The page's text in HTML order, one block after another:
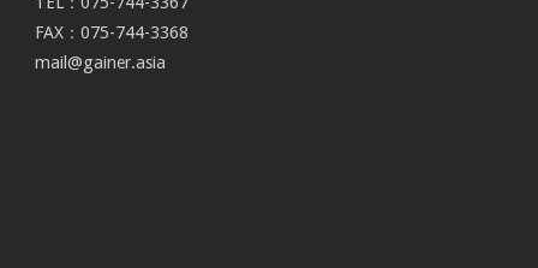
FAX：075-744-3368
mail@gainer.asia